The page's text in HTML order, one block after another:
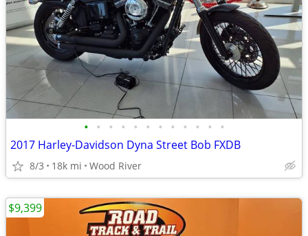
• • • • • • • • • • • •
2017 Harley-Davidson Dyna Street Bob FXDB
8/3 18k mi Wood River
$9,399